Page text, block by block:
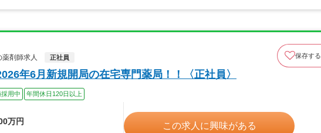
剤師求人
正社員 保存する
年6月新規開局の在宅専門薬局！！〈正社員〉
用中 年間休日120日以上
万円 この求人に興味がある